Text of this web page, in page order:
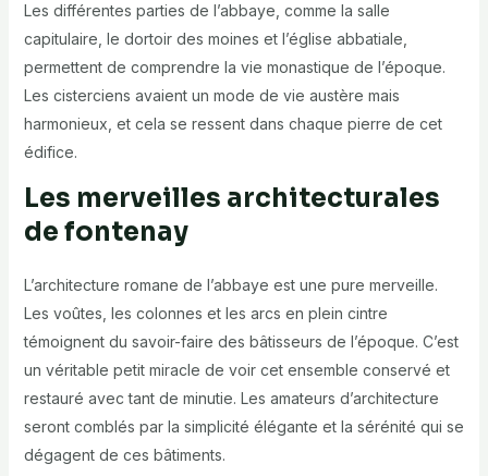
Les différentes parties de l’abbaye, comme la salle
capitulaire, le dortoir des moines et l’église abbatiale,
permettent de comprendre la vie monastique de l’époque.
Les cisterciens avaient un mode de vie austère mais
harmonieux, et cela se ressent dans chaque pierre de cet
édifice.
Les merveilles architecturales
de fontenay
L’architecture romane de l’abbaye est une pure merveille.
Les voûtes, les colonnes et les arcs en plein cintre
témoignent du savoir-faire des bâtisseurs de l’époque. C’est
un véritable petit miracle de voir cet ensemble conservé et
restauré avec tant de minutie. Les amateurs d’architecture
seront comblés par la simplicité élégante et la sérénité qui se
dégagent de ces bâtiments.